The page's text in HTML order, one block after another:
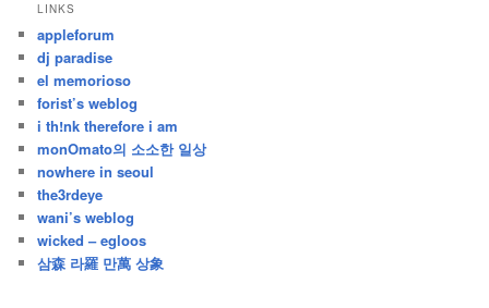
난
글
LINKS
appleforum
dj paradise
el memorioso
forist’s weblog
i th!nk therefore i am
monOmato의 소소한 일상
nowhere in seoul
the3rdeye
wani’s weblog
wicked – egloos
삼森 라羅 만萬 상象